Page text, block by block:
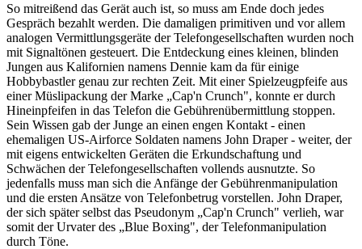
So mitreißend das Gerät auch ist, so muss am Ende doch jedes
Gespräch bezahlt werden. Die damaligen primitiven und vor allem
analogen Vermittlungsgeräte der Telefongesellschaften wurden noch
mit Signaltönen gesteuert. Die Entdeckung eines kleinen, blinden
Jungen aus Kalifornien namens Dennie kam da für einige
Hobbybastler genau zur rechten Zeit. Mit einer Spielzeugpfeife aus
einer Müslipackung der Marke „Cap'n Crunch", konnte er durch
Hineinpfeifen in das Telefon die Gebührenübermittlung stoppen.
Sein Wissen gab der Junge an einen engen Kontakt - einen
ehemaligen US-Airforce Soldaten namens John Draper - weiter, der
mit eigens entwickelten Geräten die Erkundschaftung und
Schwächen der Telefongesellschaften vollends ausnutzte. So
jedenfalls muss man sich die Anfänge der Gebührenmanipulation
und die ersten Ansätze von Telefonbetrug vorstellen. John Draper,
der sich später selbst das Pseudonym „Cap'n Crunch" verlieh, war
somit der Urvater des „Blue Boxing", der Telefonmanipulation
durch Töne.